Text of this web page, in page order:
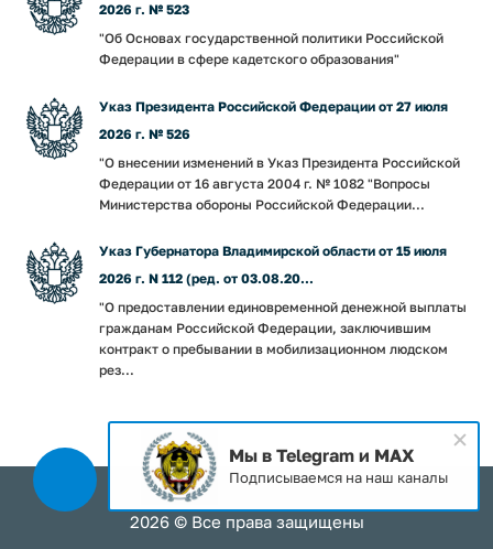
2026 г. № 523
"Об Основах государственной политики Российской
Федерации в сфере кадетского образования"
Указ Президента Российской Федерации от 27 июля
2026 г. № 526
"О внесении изменений в Указ Президента Российской
Федерации от 16 августа 2004 г. № 1082 "Вопросы
Министерства обороны Российской Федерации...
Указ Губернатора Владимирской области от 15 июля
2026 г. N 112 (ред. от 03.08.20...
"О предоставлении единовременной денежной выплаты
гражданам Российской Федерации, заключившим
контракт о пребывании в мобилизационном людском
рез...
2026 © Все права защищены
Мы в Telegram и MAX
Подписываемся на наш каналы